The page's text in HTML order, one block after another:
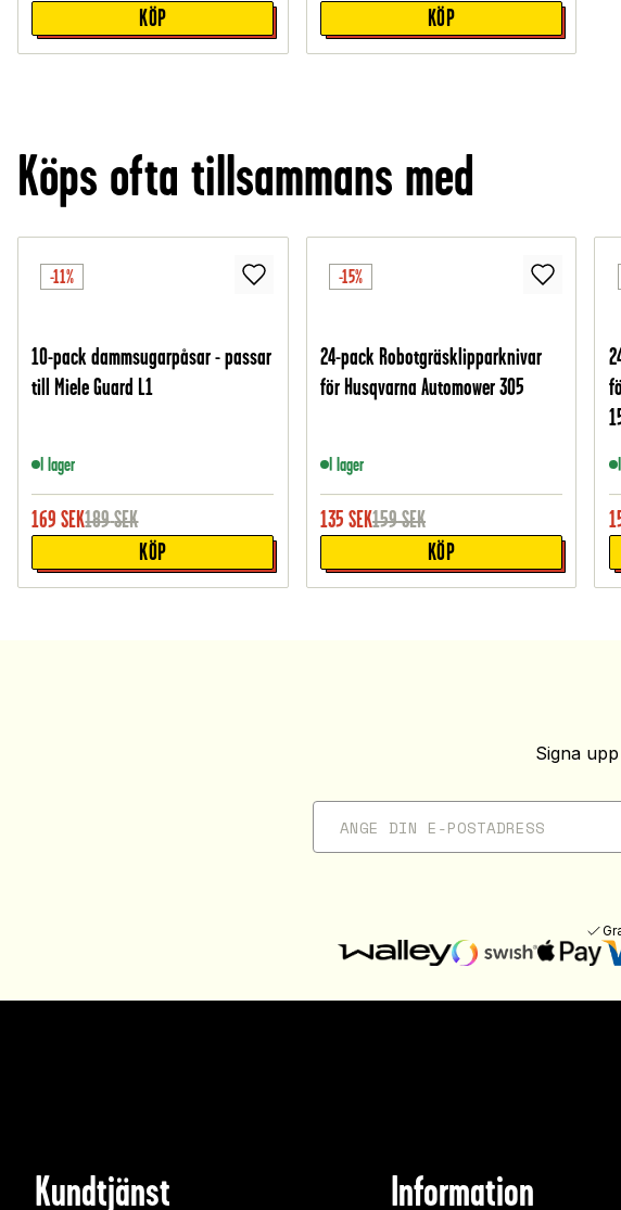
KÖP
KÖP
Köps ofta tillsammans med
-11%
10-pack dammsugarpåsar - passar
till Miele Guard L1
I lager
169 SEK189SEK
KÖP
-15%
24-pack Robotgräsklipparknivar
för Husqvarna Automower 305
I lager
135 SEK159SEK
KÖP
Signa
Kundtjänst Information